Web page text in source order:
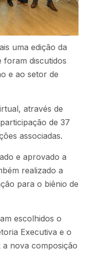
uma edição da
foram discutidos
e ao setor de
através de
de 37
associadas.
e aprovado a
realizado a
para o biênio de
escolhidos o
Executiva e o
a nova composição